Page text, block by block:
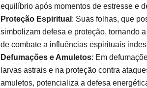
equilíbrio após momentos de estresse e
Proteção Espiritual : Suas folhas, que
simbolizam defesa e proteção, tornando
de combate a influências espirituais
Defumações e Amuletos: Em
larvas astrais e na proteção contra
amuletos, potencializa a defesa